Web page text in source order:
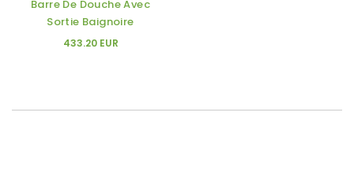
Barre De Douche Avec
Sortie Baignoire
433.20 EUR